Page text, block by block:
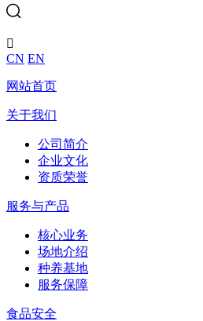

CN EN
网站首页
关于我们
公司简介
企业文化
资质荣誉
服务与产品
核心业务
场地介绍
种养基地
服务保障
食品安全